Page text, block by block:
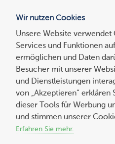
Suchen
nach:
5 Tipps, wie Sie Ihr
optimieren!
Wir nutzen Cookies
Unsere Website
Services und Funktionen
ermöglichen und Daten
Besucher mit unserer
und Dienstleistungen
von „Akzeptieren“
dieser Tools für Werbung
und stimmen unserer
Erfahren Sie mehr.